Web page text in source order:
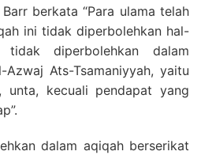
berkata “Para ulama telah
ini tidak diperbolehkan hal-
diperbolehkan dalam
Ats-Tsamaniyyah, yaitu
unta, kecuali pendapat yang
dalam aqiqah berserikat